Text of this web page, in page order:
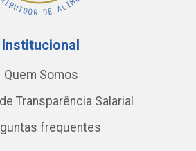
Institucional
Quem Somos
Transparência Salarial
frequentes